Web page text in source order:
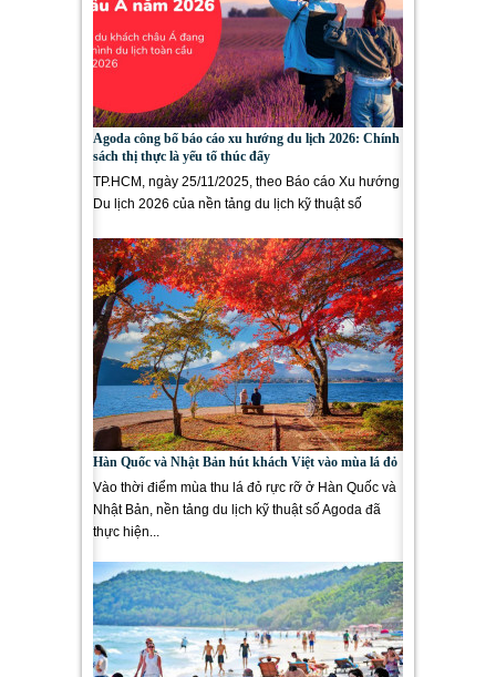
Agoda công bố báo cáo xu hướng du lịch 2026: Chính
sách thị thực là yếu tố thúc đẩy
TP.HCM, ngày 25/11/2025, theo Báo cáo Xu hướng
Du lịch 2026 của nền tảng du lịch kỹ thuật số
Hàn Quốc và Nhật Bản hút khách Việt vào mùa lá đỏ
Vào thời điểm mùa thu lá đỏ rực rỡ ở Hàn Quốc và
Nhật Bản, nền tảng du lịch kỹ thuật số Agoda đã
thực hiện...